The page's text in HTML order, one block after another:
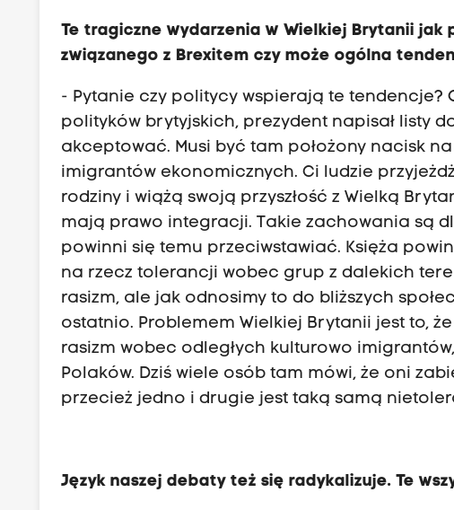
Te tragiczne wydarzenia w Wielkiej Brytanii jak
związanego z Brexitem czy może ogólna
- Pytanie czy politycy wspierają te tendencje?
polityków brytyjskich, prezydent napisał listy
akceptować. Musi być tam położony nacisk
imigrantów ekonomicznych. Ci ludzie
rodziny i wiążą swoją przyszłość z Wielką
mają prawo integracji. Takie zachowania są
powinni się temu przeciwstawiać. Księża
na rzecz tolerancji wobec grup z dalekich
rasizm, ale jak odnosimy to do bliższych
ostatnio. Problemem Wielkiej Brytanii jest to,
rasizm wobec odległych kulturowo
Polaków. Dziś wiele osób tam mówi, że oni
przecież jedno i drugie jest taką samą
Język naszej debaty też się radykalizuje. Te